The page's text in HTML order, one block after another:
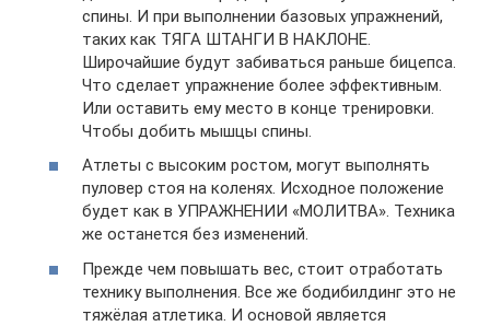
спины. И при выполнении базовых упражнений,
таких как ТЯГА ШТАНГИ В НАКЛОНЕ.
Широчайшие будут забиваться раньше бицепса.
Что сделает упражнение более эффективным.
Или оставить ему место в конце тренировки.
Чтобы добить мышцы спины.
Атлеты с высоким ростом, могут выполнять
пуловер стоя на коленях. Исходное положение
будет как в УПРАЖНЕНИИ «МОЛИТВА». Техника
же останется без изменений.
Прежде чем повышать вес, стоит отработать
технику выполнения. Все же бодибилдинг это не
тяжёлая атлетика. И основой является